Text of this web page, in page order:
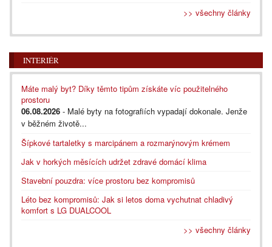
>> všechny články
INTERIÉR
Máte malý byt? Díky těmto tipům získáte víc použitelného
prostoru
06.08.2026 - Malé byty na fotografiích vypadají dokonale. Jenže
v běžném životě...
Šípkové tartaletky s marcipánem a rozmarýnovým krémem
Jak v horkých měsících udržet zdravé domácí klima
Stavební pouzdra: více prostoru bez kompromisů
Léto bez kompromisů: Jak si letos doma vychutnat chladivý
komfort s LG DUALCOOL
>> všechny články